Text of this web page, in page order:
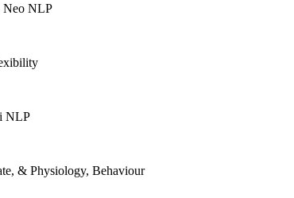
Neo NLP
NLP
& Physiology, Behaviour